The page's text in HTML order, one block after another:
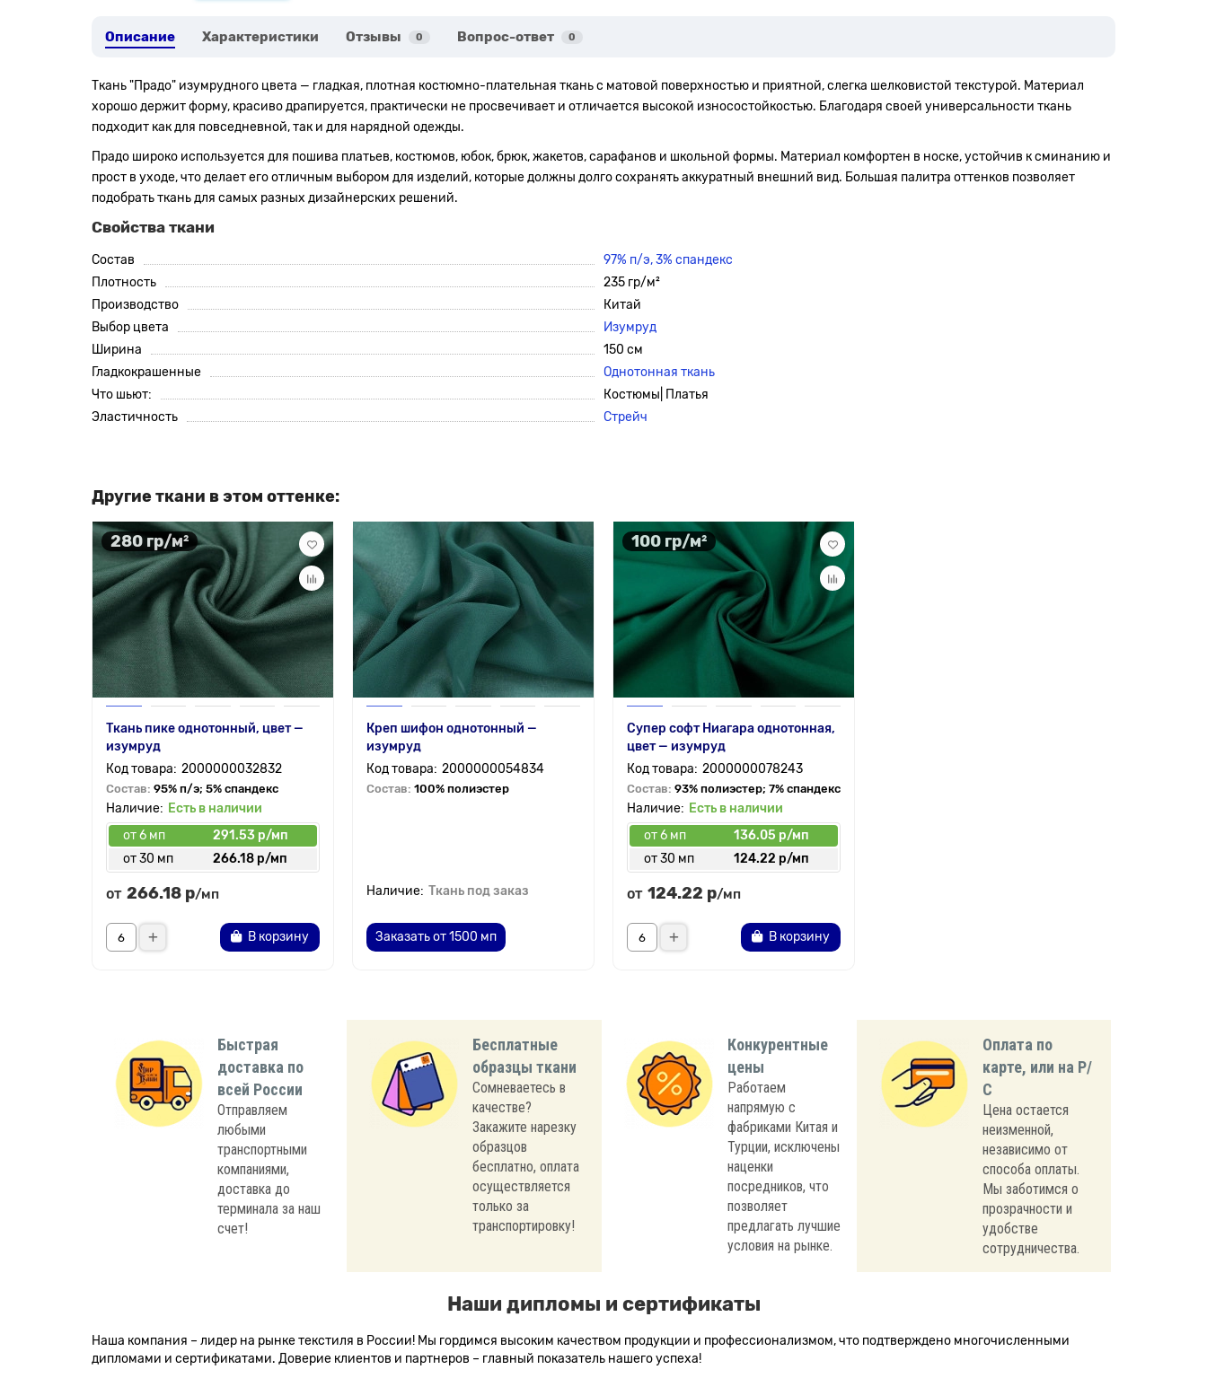
Описание Характеристики Отзывы 0 Вопрос-ответ 0
Ткань "Прадо" изумрудного цвета — гладкая, плотная костюмно-плательная ткань с матовой поверхностью и приятной, слегка шелковистой текстурой. Материал
хорошо держит форму, красиво драпируется, практически не просвечивает и отличается высокой износостойкостью. Благодаря своей универсальности ткань
подходит как для повседневной, так и для нарядной одежды.
Прадо широко используется для пошива платьев, костюмов, юбок, брюк, жакетов, сарафанов и школьной формы. Материал комфортен в носке, устойчив к сминанию и
прост в уходе, что делает его отличным выбором для изделий, которые должны долго сохранять аккуратный внешний вид. Большая палитра оттенков позволяет
подобрать ткань для самых разных дизайнерских решений.
Свойства ткани
Состав
97% п/э, 3% спандекс
Плотность
235 гр/м²
Производство
Китай
Выбор цвета
Изумруд
Ширина
150 см
Гладкокрашенные
Однотонная ткань
Что шьют:
Костюмы| Платья
Эластичность
Стрейч
Другие ткани в этом оттенке:
280 гр/м²
Ткань пике однотонный, цвет —
изумруд
2000000032832
Состав: 95% п/э; 5% спандекс
Есть в наличии
от 6 мп
291.53 р/мп
от 30 мп
266.18 р/мп
от 266.18 р/мп
В корзину
Креп шифон однотонный —
изумруд
2000000054834
Состав: 100% полиэстер
Ткань под заказ
Заказать от 1500 мп
100 гр/м²
Супер софт Ниагара однотонная,
цвет — изумруд
2000000078243
Состав: 93% полиэстер; 7% спандекс
Есть в наличии
от 6 мп
136.05 р/мп
от 30 мп
124.22 р/мп
от 124.22 р/мп
В корзину
Быстрая
доставка по
всей России
Отправляем
любыми
транспортными
компаниями,
доставка до
терминала за наш
счет!
Бесплатные
образцы ткани
Сомневаетесь в
качестве?
Закажите нарезку
образцов
бесплатно, оплата
осуществляется
только за
транспортировку!
Конкурентные
цены
Работаем
напрямую с
фабриками Китая и
Турции, исключены
наценки
посредников, что
позволяет
предлагать лучшие
условия на рынке.
Оплата по
карте, или на Р/
С
Цена остается
неизменной,
независимо от
способа оплаты.
Мы заботимся о
прозрачности и
удобстве
сотрудничества.
Наши дипломы и сертификаты
Наша компания – лидер на рынке текстиля в России! Мы гордимся высоким качеством продукции и профессионализмом, что подтверждено многочисленными
дипломами и сертификатами. Доверие клиентов и партнеров – главный показатель нашего успеха!